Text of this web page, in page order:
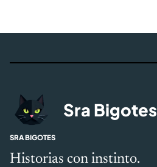
Sra Bigotes
SRA BIGOTES
Historias con instinto.